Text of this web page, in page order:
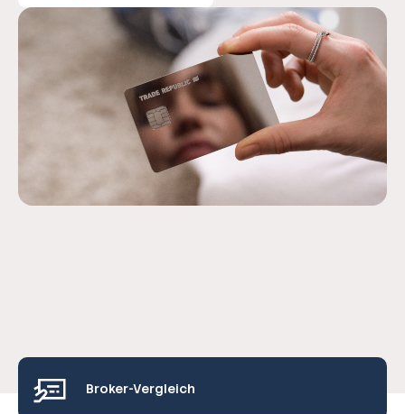
Broker-Vergleich